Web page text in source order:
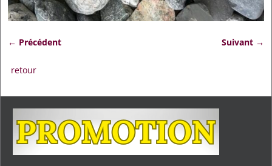
← Précédent Suivant →
retour